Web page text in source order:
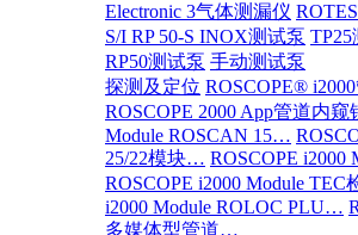
Electronic 3气体测漏仪
S/I RP 50-S INOX测试泵 TP25
RP50测试泵 手动测试泵
探测及定位 ROSCOPE®
ROSCOPE 2000 App管道内窥
Module ROSCAN 15…
25/22模块… ROSCOPE i2000
ROSCOPE i2000 Module
i2000 Module ROLOC PLU…
多媒体型管道…